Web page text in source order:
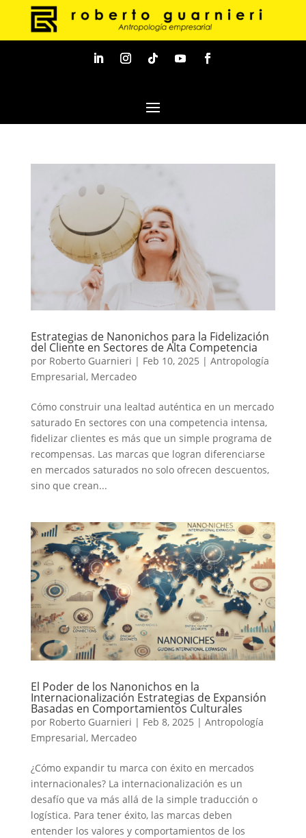
Estrategias de Nanonichos para la Fidelización
del Cliente en Sectores de Alta Competencia
por Roberto Guarnieri | Feb 10, 2025 | Antropología
Empresarial, Mercadeo
Cómo construir una lealtad auténtica en un mercado
saturado En sectores con una competencia intensa,
fidelizar clientes es más que un simple programa de
recompensas. Las marcas que logran diferenciarse
en mercados saturados no solo ofrecen descuentos,
sino que crean...
El Poder de los Nanonichos en la
Internacionalización Estrategias de Expansión
Basadas en Comportamientos Culturales
por Roberto Guarnieri | Feb 8, 2025 | Antropología
Empresarial, Mercadeo
¿Cómo expandir tu marca con éxito en mercados
internacionales? La internacionalización es un
desafío que va más allá de la simple traducción o
logística. Para tener éxito, las marcas deben
entender los valores y comportamientos de los